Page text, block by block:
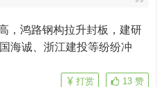
海诚、浙江建投等纷纷冲
13 赞
打赏